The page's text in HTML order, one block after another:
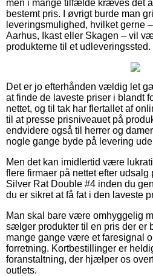
men i mange tilfælde kræves det
bestemt pris. I øvrigt burde man
leveringsmulighed, hvilket gerne
Aarhus, Ikast eller Skagen – vil
produkterne til et udleveringssted.
Det er jo efterhånden vældig let
at finde de laveste priser i blandt
nettet, og til tak har flertallet af
til at presse prisniveauet på
endvidere også til herrer og
nogle gange byde på levering
Men det kan imidlertid være
flere firmaer på nettet efter
Silver Rat Double #4 inden du
du er sikret at få fat i den laveste
Man skal bare være omhyggelig
sælger produkter til en pris der er
mange gange være et faresignal
forretning. Kortbestillinger er
foranstaltning, der hjælper os
outlets.